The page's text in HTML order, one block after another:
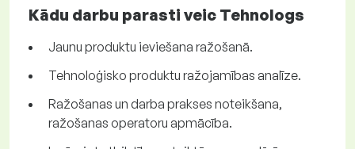
Kādu darbu parasti veic Tehnologs
Jaunu produktu ieviešana ražošanā.
Tehnoloģisko produktu ražojamības analīze.
Ražošanas un darba prakses noteikšana,
ražošanas operatoru apmācība.